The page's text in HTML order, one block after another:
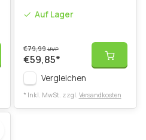
Auf Lager
€79,99UVP
€59,85*
Vergleichen
* Inkl. MwSt. zzgl. Versandkosten